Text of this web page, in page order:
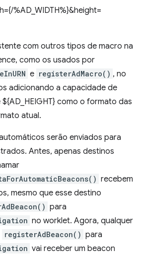
%AD_WIDTH%}&height=
com outros tipos de macro na
como os usados por
e registerAdMacro() , no
adicionando a capacidade de
${AD_HEIGHT} como o formato das
atual.
serão enviados para
Antes, apenas destinos
recebem
mesmo que esse destino
para
no worklet. Agora, qualquer
registerAdBeacon() para
vai receber um beacon